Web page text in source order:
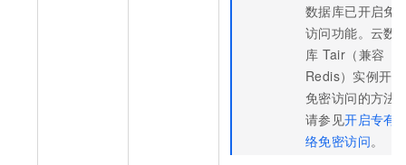
数据库已开启免
访问功能。 云数
库 Tair（兼容
Redis） 实例开启
免密访问的方法
请参见开启专有
络免密访问。